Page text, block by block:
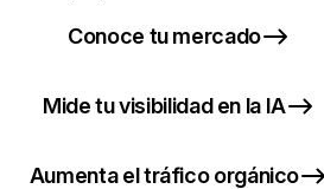
Conoce tu mercado
Mide tu visibilidad en la IA
Aumenta el tráfico orgánico